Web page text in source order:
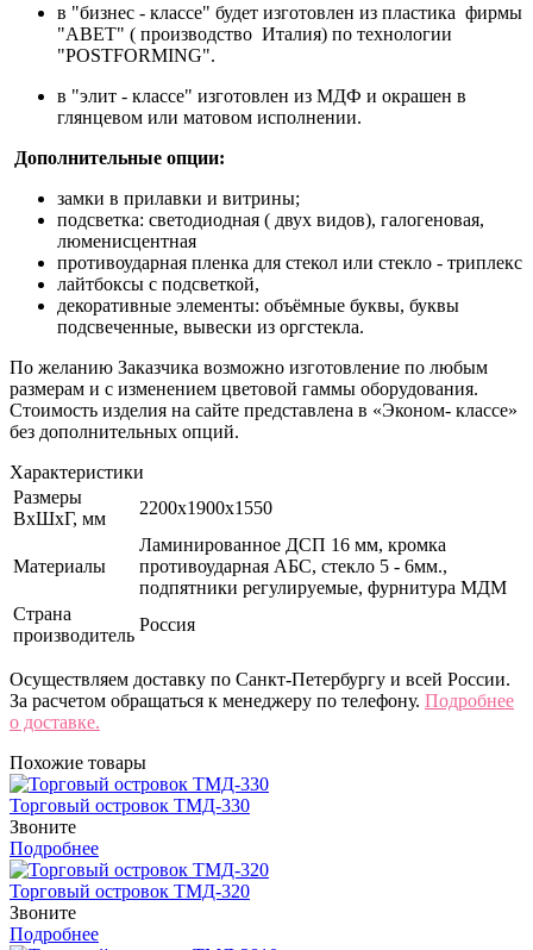
в "бизнес - классе" будет изготовлен из пластика фирмы
"АВET" ( производство Италия) по технологии
"POSTFORMING".
в "элит - классе" изготовлен из МДФ и окрашен в
глянцевом или матовом исполнении.
Дополнительные опции:
замки в прилавки и витрины;
подсветка: светодиодная ( двух видов), галогеновая,
люменисцентная
противоударная пленка для стекол или стекло - триплекс
лайтбоксы с подсветкой,
декоративные элементы: объёмные буквы, буквы
подсвеченные, вывески из оргстекла.
По желанию Заказчика возможно изготовление по любым
размерам и с изменением цветовой гаммы оборудования.
Стоимость изделия на сайте представлена в «Эконом- классе»
без дополнительных опций.
Характеристики
Размеры
ВхШхГ, мм
2200х1900х1550
Материалы
Ламинированное ДСП 16 мм, кромка
противоударная АБС, стекло 5 - 6мм.,
подпятники регулируемые, фурнитура МДМ
Страна
производитель
Россия
Осуществляем доставку по Санкт-Петербургу и всей России.
За расчетом обращаться к менеджеру по телефону. Подробнее
о доставке.
Похожие товары
Торговый островок ТМД-330
Звоните
Подробнее
Торговый островок ТМД-320
Звоните
Подробнее